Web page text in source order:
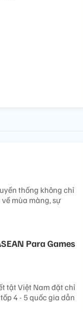
thống không chỉ
mùa màng, sự
Para Games
tật Việt Nam đặt chỉ
4 - 5 quốc gia dẫn